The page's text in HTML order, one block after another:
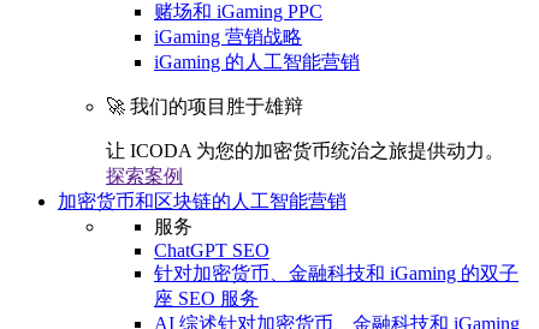
赌场和 iGaming PPC
iGaming 营销战略
iGaming 的人工智能营销
🚀 我们的项目胜于雄辩
让 ICODA 为您的加密货币统治之旅提供动力。
探索案例
加密货币和区块链的人工智能营销
服务
ChatGPT SEO
针对加密货币、金融科技和 iGaming 的双子
座 SEO 服务
AI 综述针对加密货币、金融科技和 iGaming